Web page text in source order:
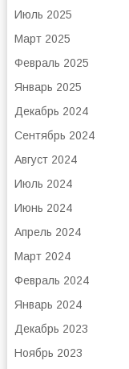
Июль 2025
Март 2025
Февраль 2025
Январь 2025
Декабрь 2024
Сентябрь 2024
Август 2024
Июль 2024
Июнь 2024
Апрель 2024
Март 2024
Февраль 2024
Январь 2024
Декабрь 2023
Ноябрь 2023